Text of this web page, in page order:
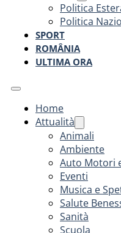
Politica
Politica
SPORT
ROMÂNIA
ULTIMA ORA
Home
Attualità
Animali
Ambiente
Auto Motori
Eventi
Musica e
Salute
Sanità
Scuola